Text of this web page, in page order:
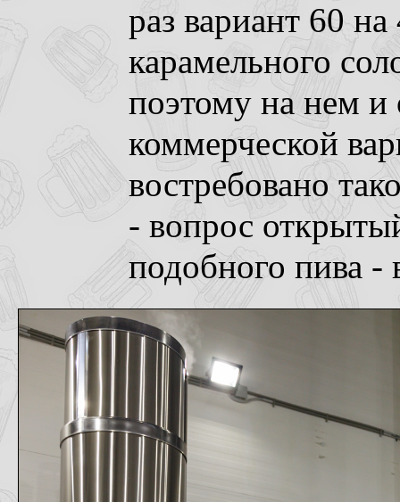
раз вариант 60
карамельного
поэтому на нем и
коммерческой
востребовано
- вопрос
подобного пива -